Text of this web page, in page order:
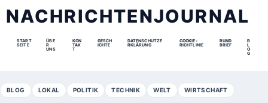
NACHRICHTENJOURNAL
START
SEITE
ÜBE
R
UNS
KON
TAK
T
GESCH
ICHTE
DATENSCHUTZE
RKLÄRUNG
COOKIE-
RICHTLINIE
RUND
BRIEF
B
L
O
G
BLOG LOKAL POLITIK TECHNIK WELT WIRTSCHAFT